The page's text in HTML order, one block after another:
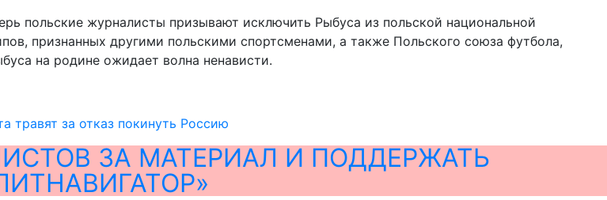
польские журналисты призывают исключить Рыбуса из польской национальной
признанных другими польскими спортсменами, а также Польского союза футбола,
на родине ожидает волна ненависти.
травят за отказ покинуть Россию
ЗА МАТЕРИАЛ И ПОДДЕРЖАТЬ